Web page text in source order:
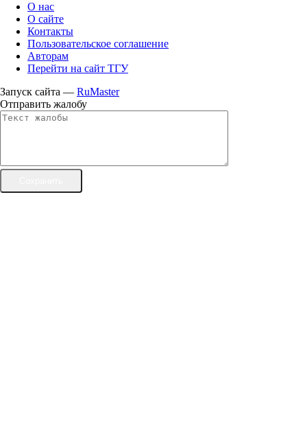
О нас
О сайте
Контакты
Пользовательское соглашение
Авторам
Перейти на сайт ТГУ
Запуск сайта — RuMaster
Отправить жалобу